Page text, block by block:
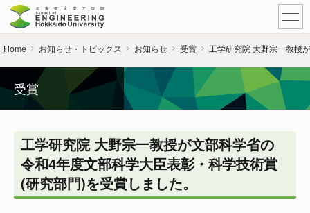
Home お知らせ・トピックス お知らせ 受賞 工学研究院 大野宗一教授
受賞
工学研究院 大野宗一教授が文部科学省の
令和4年度文部科学大臣表彰・科学技術賞
(研究部門)を受賞しました。